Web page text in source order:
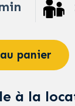
panier
à la